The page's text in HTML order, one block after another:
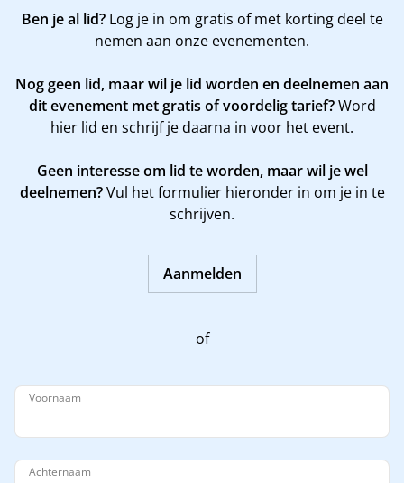
Ben je al lid?Log je in om gratis of met korting deel te
nemen aan onze evenementen.
Nog geen lid, maar wil je lid worden en deelnemen aan
dit evenement met gratis of voordelig tarief?Word
hier lid en schrijf je daarna in voor het event.
Geen interesse om lid te worden, maar wil je wel
deelnemen?Vul het formulier hieronder in om je in te
schrijven.
Aanmelden
of
Voornaam
Achternaam